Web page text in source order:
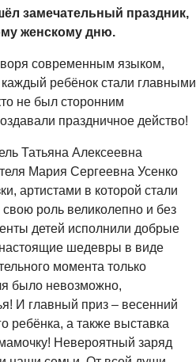
замечательный праздник,
женскому дню.
современным языком,
ребёнок стали главными
не был сторонним
праздничное действо!
Татьяна Алексеевна
Мария Сергеевна Усенко
артистами в которой стали
роль великолепно и без
детей исполнили добрые
настоящие шедевры в виде
момента только
было невозможно,
И главный приз – весенний
ребёнка, а также выставка
Невероятный заряд